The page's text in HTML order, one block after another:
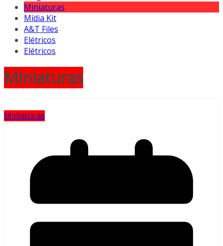
Miniaturas
Mídia Kit
A&T Files
Elétricos
Elétricos
Miniaturas
Miniaturas